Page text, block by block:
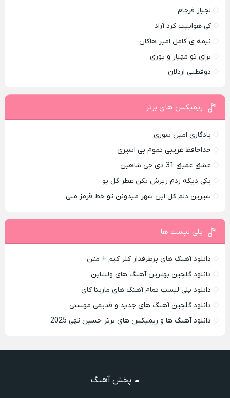
لجباز فرجام
کی هواییت کرد آراد
نیمه ی کامل امیر هاکان
برای تو مهیار و پوری
دوقطبی اردلان
ریمیکس های برتر
یادگاری امین سوری
خداحافظ غریبی تموم بی اسیری
عشق عمیق 31 دی جی شاهین
یکی دیگه زدم زیرش بکن عطر گل بو
شیرین دلم کل این شهر میدونن تو خط قرمز منی
پلی لیست ها
دانلود آهنگ های پرطرفدار کلر کیم + متن
دانلود گلچین بهترین آهنگ های ولنتاین
دانلود پلی لیست تمام آهنگ های مارینا کای
دانلود گلچین آهنگ های جدید و قدیمی مهستی
دانلود آهنگ ها و ریمیکس های برتر حسین تهی 2025
پخش آهنگ